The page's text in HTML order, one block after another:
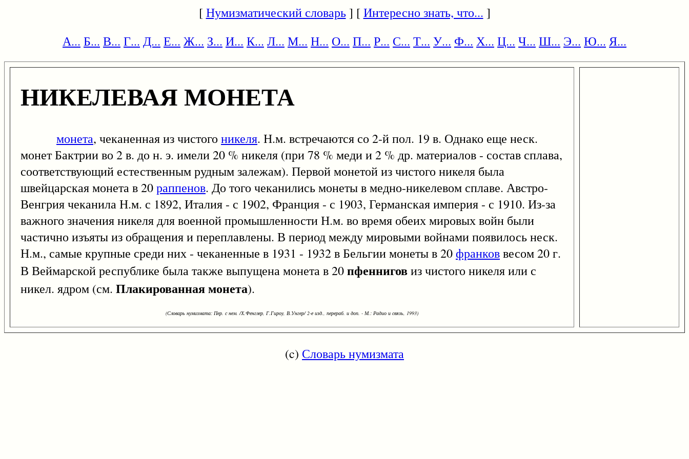
[Нумизматический словарь] [Интересно знать, что... ]
А... Б... В... Г... Д... Е... Ж... З... И... К... Л... М... Н... О... П... Р... С... Т... У... Ф... Х... Ц... Ч... Ш... Э... Ю... Я...
НИКЕЛЕВАЯ МОНЕТА
монета, чеканенная из чистого никеля. Н.м. встречаются со 2-й пол. 19 в. Однако еще неск.
монет Бактрии во 2 в. до н. э. имели 20 % никеля (при 78 % меди и 2 % др. материалов - состав сплава,
соответствующий естественным рудным залежам). Первой монетой из чистого никеля была
швейцарская монета в 20раппенов. До того чеканились монеты в медно-никелевом сплаве. Австро-
Венгрия чеканила Н.м. с 1892, Италия - с 1902, Франция - с 1903, Германская империя - с 1910. Из-за
важного значения никеля для военной промышленности Н.м. во время обеих мировых войн были
частично изъяты из обращения и переплавлены. В период между мировыми войнами появилось неск.
Н.м., самые крупные среди них - чеканенные в 1931 - 1932 в Бельгии монеты в 20франковвесом 20 г.
В Веймарской республике была также выпущена монета в 20пфенниговиз чистого никеля или с
никел. ядром (см. Плакированная монета).
(Словарь нумизмата: Пер. с нем. /Х.Фенглер, Г.Гироу, В.Унгер/ 2-е изд., перераб. и доп. - М.: Радио и связь, 1993)
(c) Словарь нумизмата